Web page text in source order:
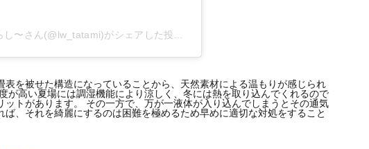
を被せた構造になっていることから、天然素材による温もりが感じられ
が高い夏場には調湿機能により涼しく、冬には熱を取り込んでくれるので
トがあります。 その一方で、万が一液体が入り込んでしまうとその通気
、それを綺麗にするのは困難を極めるため早めに適切な対処をすること